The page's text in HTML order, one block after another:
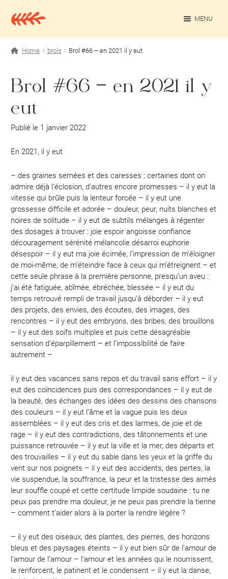
à
au
MENU
Projets personnels
Home brols Brol #66 – en 2021 il y eut
Brol #66 – en 2021 il y
eut
Publié le 1 janvier 2022
En 2021, il y eut
– des graines semées et des caresses ; certaines dont on
admire déjà l’éclosion, d’autres encore promesses – il y eut la
vitesse qui brûle puis la lenteur forcée – il y eut une
grossesse difficile et adorée – douleur, peur, nuits blanches et
noires de solitude – il y eut de subtils mélanges à régenter
des dosages à trouver : joie espoir angoisse confiance
découragement sérénité mélancolie désarroi euphorie
désespoir – il y eut ma joie écimée, l’impression de m’éloigner
de moi-même, de m’éteindre face à ceux qui m’étreignent – et
cette seule phrase à la première personne, presqu’un aveu :
j’ai été fatiguée, abîmée, ébréchée, blessée – il y eut du
temps retrouvé rempli de travail jusqu’à déborder – il y eut
des projets, des envies, des écoutes, des images, des
rencontres – il y eut des embryons, des bribes, des brouillons
– il y eut des soifs multiples et puis cette désagréable
sensation d’éparpillement – et l’impossibilité de faire
autrement –
il y eut des vacances sans repos et du travail sans effort – il y
eut des coïncidences puis des correspondances – il y eut de
la beauté, des échanges des idées des dessins des chansons
des couleurs – il y eut l’âme et la vague puis les deux
assemblées – il y eut des cris et des larmes, de joie et de
rage – il y eut des contradictions, des tâtonnements et une
puissance retrouvée – il y eut la ville et la mer, des départs et
des trouvailles – il y eut du sable dans les yeux et la griffe du
vent sur nos poignets – il y eut des accidents, des pertes, la
vie suspendue, la souffrance, la peur et la tristesse des aimés
leur souffle coupé et cette certitude limpide soudaine : tu ne
peux pas prendre ma douleur, je ne peux pas prendre la tienne
– comment t’aider alors à la porter la rendre légère ?
– il y eut des oiseaux, des plantes, des pierres, des horizons
bleus et des paysages éteints – il y eut bien sûr de l’amour de
l’amour de l’amour – l’amour et les années qui le nourrissent,
le renforcent, le patinent et le condensent – il y eut la danse,